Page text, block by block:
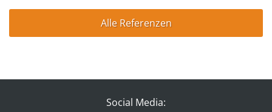
Alle Referenzen
Social Media: